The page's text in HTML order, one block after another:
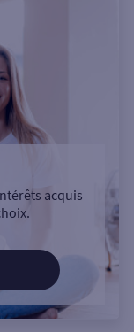
acquis